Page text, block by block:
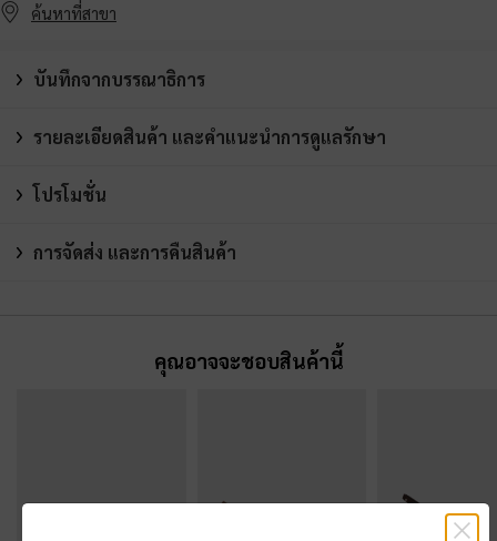
ค้นหาที่สาขา
บันทึกจากบรรณาธิการ
รายละเอียดสินค้า และคำแนะนำการดูแลรักษา
โปรโมชั่น
การจัดส่ง และการคืนสินค้า
คุณอาจจะชอบสินค้านี้